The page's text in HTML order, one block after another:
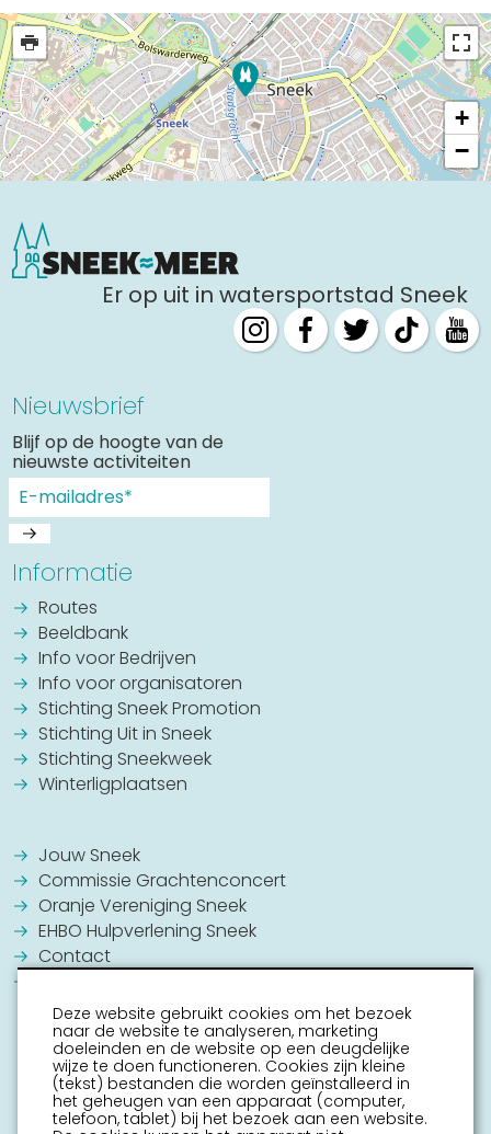
+
−
Er op uit in watersportstad Sneek
Nieuwsbrief
Blijf op de hoogte van de
nieuwste activiteiten
Informatie
Routes
Beeldbank
Info voor Bedrijven
Info voor organisatoren
Stichting Sneek Promotion
Stichting Uit in Sneek
Stichting Sneekweek
Winterligplaatsen
Jouw Sneek
Commissie Grachtenconcert
Oranje Vereniging Sneek
EHBO Hulpverlening Sneek
Contact
Deze website gebruikt cookies om het bezoek
naar de website te analyseren, marketing
doeleinden en de website op een deugdelijke
wijze te doen functioneren. Cookies zijn kleine
(tekst) bestanden die worden geïnstalleerd in
het geheugen van een apparaat (computer,
telefoon, tablet) bij het bezoek aan een website.